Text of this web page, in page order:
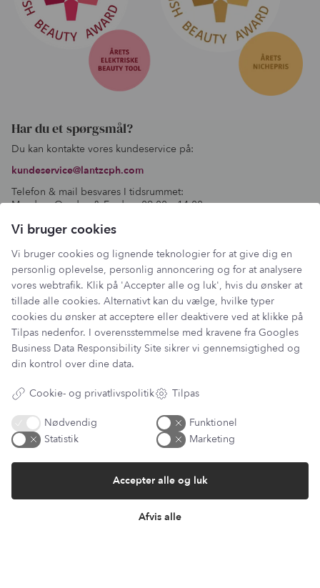
Har du et spørgsmål?
Du kan kontakte vores kundeservice på:
kundeservice@lantzcph.com
Telefon & mail besvares I tidsrummet:
Mandag, Onsdag & Fredag: 09.00 – 14.00
+45 60 13 27 49
Information
Min Konto
Lantz Univers
Handelsbetingelser
Fortrydelsesret
Persondatapolitik
Sitemap
Cookie indstillinger
Returportal / Returnering
Vi bruger cookies
Vi bruger cookies og lignende teknologier for at give dig en
personlig oplevelse, personlig annoncering og for at analysere
vores webtrafik. Klik på 'Accepter alle og luk', hvis du ønsker at
tillade alle cookies. Alternativt kan du vælge, hvilke typer
cookies du ønsker at acceptere eller deaktivere ved at klikke på
Tilpas nedenfor. I overensstemmelse med kravene fra Googles
Business Data Responsibility Site sikrer vi gennemsigtighed og
din kontrol over dine data.
Cookie- og privatlivspolitik Tilpas
Nødvendig
Funktionel
Statistik
Marketing
Afvis alle
Accepter alle og luk